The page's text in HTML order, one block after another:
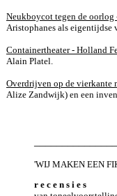
Neukboycot tegen de oorlog
Aristophanes als eigentijdse
Containertheater - Holland
Alain Platel.
Overdrijven op de vierkante
Alize Zandwijk) en een
'WIJ MAKEN EEN
r e c e n s i e s